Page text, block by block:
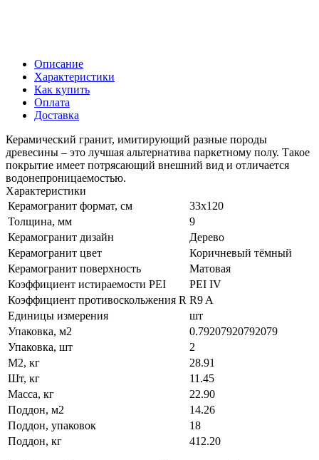
Описание
Характеристики
Как купить
Оплата
Доставка
Керамический гранит, имитирующий разные породы
древесины – это лучшая альтернатива паркетному полу. Такое
покрытие имеет потрясающий внешний вид и отличается
водонепроницаемостью.
Характеристики
Керамогранит формат, см
33х120
Толщина, мм
9
Керамогранит дизайн
Дерево
Керамогранит цвет
Коричневый тёмный
Керамогранит поверхность
Матовая
Коэффициент истираемости PEI
PEI IV
Коэффициент противоскольжения R R9 A
Единицы измерения
шт
Упаковка, м2
0.79207920792079
Упаковка, шт
2
М2, кг
28.91
Шт, кг
11.45
Масса, кг
22.90
Поддон, м2
14.26
Поддон, упаковок
18
Поддон, кг
412.20